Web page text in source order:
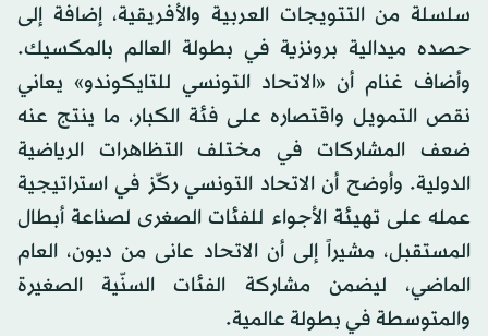
سلسلة من التتويجات العربية والأفريقية، إضافة إلى
حصده ميدالية برونزية في بطولة العالم بالمكسيك.
وأضاف غنام أن «الاتحاد التونسي للتايكوندو» يعاني
نقص التمويل واقتصاره على فئة الكبار، ما ينتج عنه
ضعف المشاركات في مختلف التظاهرات الرياضية
الدولية. وأوضح أن الاتحاد التونسي ركّز في استراتيجية
عمله على تهيئة الأجواء للفئات الصغرى لصناعة أبطال
المستقبل، مشيراً إلى أن الاتحاد عانى من ديون، العام
الماضي، ليضمن مشاركة الفئات السنّية الصغيرة
والمتوسطة في بطولة عالمية.